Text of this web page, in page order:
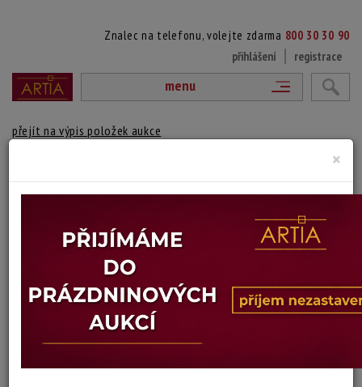
Znalec na telefonu, volejte zdarma 800 30 30 90
přihlášení
registrace
menu
přejít na výpis položek aukce
(1899 Chyšky - 1987 Praha)
signováno vpravo dole tužkou pod paspartou a monogramováno a
datováno v tisku, paspartováno, zaskleno a rámováno
Technika: dřevoryt, datace: 1932
Šířka: 33,5 cm, výška: 25 cm, rámování: 42 x 52 cm
Konec dražby:08.07.2026 20:12 SELČ
×